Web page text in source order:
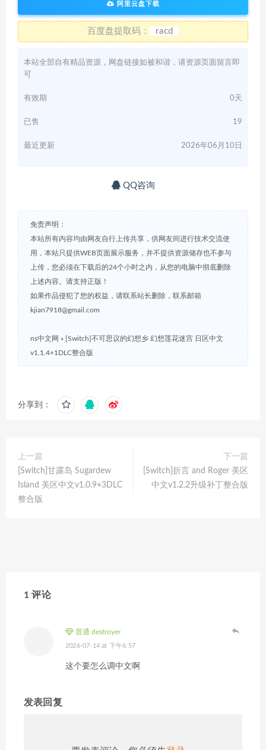
阿里云盘下载
百度盘提取码： racd
本站全部自有精品资源，网盘链接如被和谐，请资源页面留言即
可
有效期 0天
已售 19
最近更新 2026年06月10日
QQ咨询
免责声明：
本站所有内容均由网友自行上传共享，供网友间进行技术交流使
用，本站只提供WEB页面展示服务，并不提供资源储存也不参与
上传，您必须在下载后的24个小时之内，从您的电脑中彻底删除
上述内容。请支持正版！
如果作品侵犯了您的权益，请联系站长删除，联系邮箱
kjian7918@gmail.com
ns中文网 » [Switch]不可思议的幻想乡 幻想莲花迷宫 日区中文
v1.1.4+1DLC整合版
分享到：
上一篇
[Switch]甘露岛 Sugardew
Island 美区中文v1.0.9+3DLC
整合版
下一篇
[Switch]折言 and Roger 美区
中文v1.2.2升级补丁整合版
1 评论
普通 destroyer
2026-07-14 at 下午6:57
这个要怎么调中文啊
发表回复